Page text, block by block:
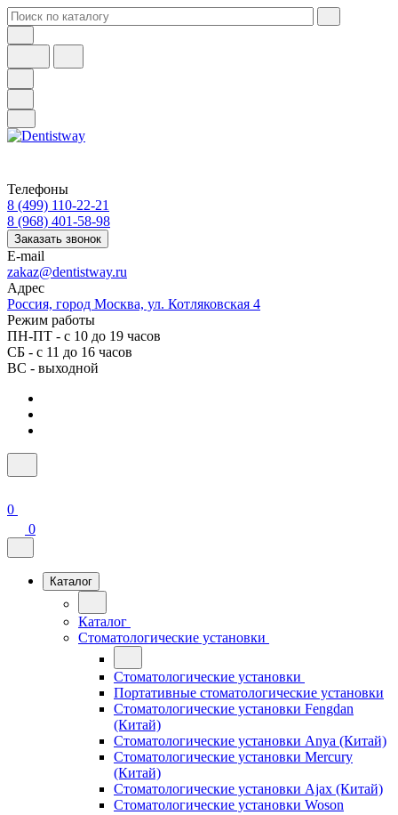
Телефоны
8 (499) 110-22-21
8 (968) 401-58-98
Заказать звонок
E-mail
zakaz@dentistway.ru
Адрес
Россия, город Москва, ул. Котляковская 4
Режим работы
ПН-ПТ - с 10 до 19 часов
СБ - с 11 до 16 часов
ВС - выходной
0
0
Каталог
Каталог
Стоматологические установки
Стоматологические установки
Портативные стоматологические установки
Стоматологические установки Fengdan
(Китай)
Стоматологические установки Anya (Китай)
Стоматологические установки Mercury
(Китай)
Стоматологические установки Ajax (Китай)
Стоматологические установки Woson